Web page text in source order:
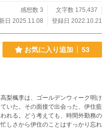
感想数 3
文字数 175,437
日 2025.11.08
登録日 2022.10.21
お気に入り追加 53
梨楓李は、ゴールデンウィーク明け
いた。その面接で出会った、伊住藍
れる。どう考えても、時間外勤務の
しさから伊住のことはすっかり忘れ